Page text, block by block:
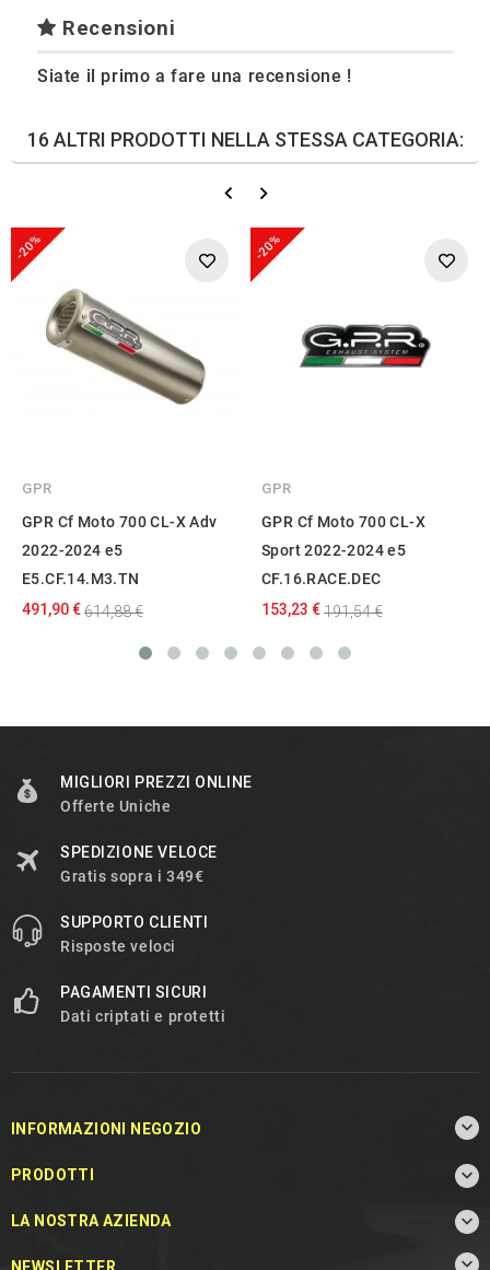
Recensioni
Siate il primo a fare una recensione !
16 ALTRI PRODOTTI NELLA STESSA CATEGORIA:
-20%
GPR
GPR Cf Moto 700 CL-X Adv
2022-2024 e5
E5.CF.14.M3.TN
491,90 €614,88 €
-20%
GPR
GPR Cf Moto 700 CL-X
Sport 2022-2024 e5
CF.16.RACE.DEC
153,23 €191,54 €
MIGLIORI PREZZI ONLINE
Offerte Uniche
SPEDIZIONE VELOCE
Gratis sopra i 349€
SUPPORTO CLIENTI
Risposte veloci
PAGAMENTI SICURI
Dati criptati e protetti
INFORMAZIONI NEGOZIO 
PRODOTTI 
LA NOSTRA AZIENDA 
